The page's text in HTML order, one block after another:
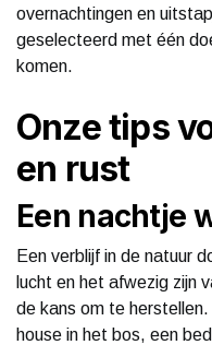
overnachtingen en
geselecteerd met één
komen.
Onze tips
en rust
Een nachtje
Een verblijf in de natuur
lucht en het afwezig zijn
de kans om te
house in het bos, een